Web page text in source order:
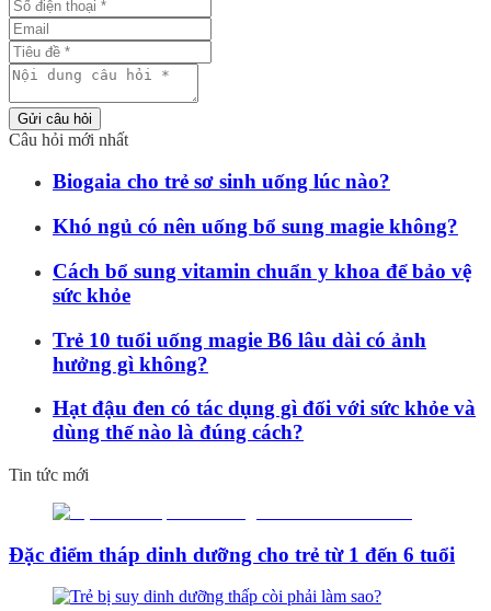
Gửi câu hỏi
Câu hỏi mới nhất
Biogaia cho trẻ sơ sinh uống lúc nào?
Khó ngủ có nên uống bổ sung magie không?
Cách bổ sung vitamin chuẩn y khoa để bảo vệ
sức khỏe
Trẻ 10 tuổi uống magie B6 lâu dài có ảnh
hưởng gì không?
Hạt đậu đen có tác dụng gì đối với sức khỏe và
dùng thế nào là đúng cách?
Tin tức mới
Đặc điểm tháp dinh dưỡng cho trẻ từ 1 đến 6 tuổi